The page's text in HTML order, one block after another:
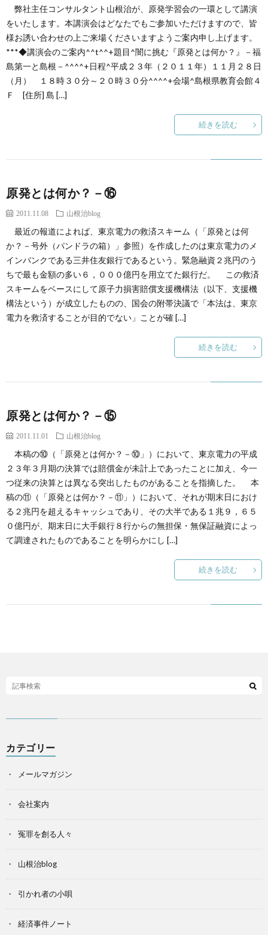
弊社主任コンサルタント山根治が、原発学習会の一環として講演
をいたします。本講演会はどなたでもご参加いただけますので、皆
様お誘い合わせの上ご来場くださいますようご案内申し上げます。
***◆講演会のご案内^^t^^+題目^闇に挑む『原発とは何か？』－福
島第一と島根－^^^^+日程^平成２３年（２０１１年）１１月２８日
（月） １８時３０分～２０時３０分^^^^+会場^島根県教育会館４
Ｆ [住所] 島 […]
続きを読む
原発とは何か？－⑯
2011.11.08 山根治blog
最近の報道によれば、東京電力の救済スキーム（「原発とは何
か？－号外（パンドラの箱）」参照）を作成したのは東京電力のメ
インバンクである三井住友銀行であるという。緊急融資２兆円のう
ちで最も金額の多い６，０００億円を用立てた銀行だ。 この救済
スキームをベースにして原子力損害賠償支援機構法（以下、支援機
構法という）が成立したものの、国会の附帯決議で「本法は、東京
電力を救済することが目的でない」ことが確 […]
続きを読む
原発とは何か？－⑮
2011.11.01 山根治blog
本稿の⑩（「原発とは何か？－⑩」）において、東京電力の平成
２３年３月期の決算では賠償金が未計上であったことに加え、今一
つ従来の決算とは異なる突出したものがあることを指摘した。 本
稿の⑪（「原発とは何か？－⑪」）において、それが期末日におけ
る２兆円を超えるキャッシュであり、その大半である１兆９，６５
０億円が、期末日に大手銀行８行からの無担保・無保証融資によっ
て調達されたものであることを明らかにし […]
続きを読む
カテゴリー
メールマガジン
会社案内
冤罪を創る人々
山根治blog
引かれ者の小唄
経済事件ノート